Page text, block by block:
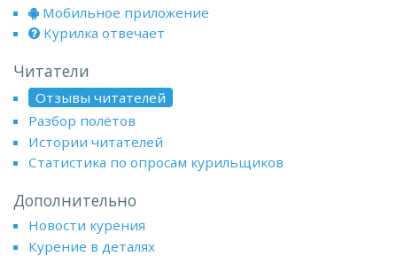
Мобильное приложение
Курилка отвечает
Читатели
Отзывы читателей
Разбор полётов
Истории читателей
Статистика по опросам курильщиков
Дополнительно
Новости курения
Курение в деталях